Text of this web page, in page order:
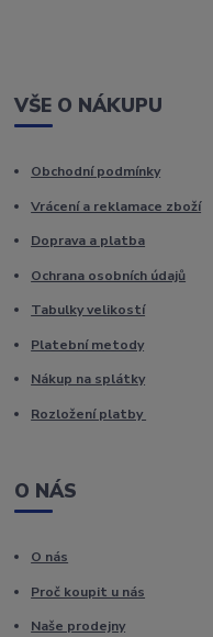
VŠE O NÁKUPU
Obchodní podmínky
Vrácení a reklamace zboží
Doprava a platba
Ochrana osobních údajů
Tabulky velikostí
Platební metody
Nákup na splátky
Rozložení platby
O NÁS
O nás
Proč koupit u nás
Naše prodejny